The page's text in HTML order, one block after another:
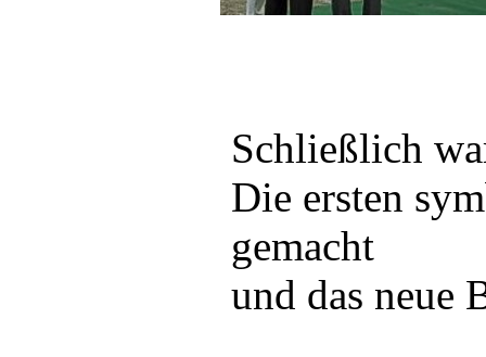
Schließlich
Die ersten
gemacht
und das neue